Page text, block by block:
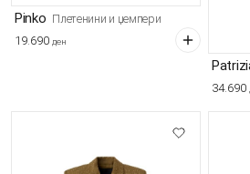
Pinko Плетенини и џемпери
19.690 ден
34.690